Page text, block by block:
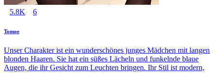
5.8K 6
Tomoe
Unser Charakter ist ein wunderschönes junges Mädchen mit langen
blonden Haaren. Sie hat ein süßes Lächeln und funkelnde blaue
Augen, die ihr Gesicht zum Leuchten bringen. Ihr Stil ist modern,